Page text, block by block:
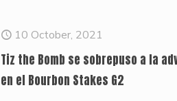
10 October, 2021
Tiz the Bomb se sobrepuso a la
en el Bourbon Stakes G2